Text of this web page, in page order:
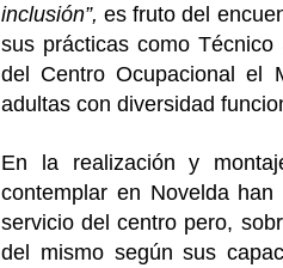
inclusión”,es fruto del
sus prácticas como
del Centro Ocupacional el
adultas con diversidad
En la realización y
contemplar en Novelda
servicio del centro pero,
del mismo según sus